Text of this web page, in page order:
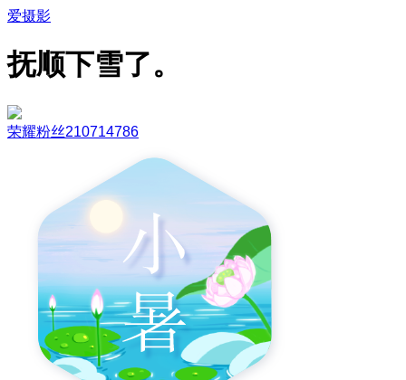
爱摄影
抚顺下雪了。
荣耀粉丝210714786